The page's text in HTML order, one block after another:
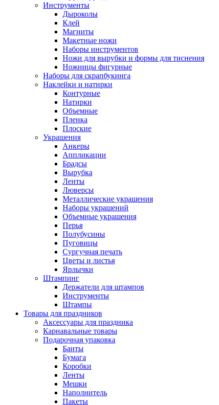
Инструменты
Дыроколы
Клей
Магниты
Макетные ножи
Наборы инструментов
Ножи для вырубки и формы для тиснения
Ножницы фигурные
Наборы для скрапбукинга
Наклейки и натирки
Контурные
Натирки
Объемные
Пленка
Плоские
Украшения
Анкеры
Аппликации
Брадсы
Вырубка
Ленты
Люверсы
Металлические украшения
Наборы украшений
Объемные украшения
Перья
Полубусины
Пуговицы
Сургучная печать
Цветы и листья
Ярлычки
Штампинг
Держатели для штампов
Инструменты
Штампы
Товары для праздников
Аксессуары для праздника
Карнавальные товары
Подарочная упаковка
Банты
Бумага
Коробки
Ленты
Мешки
Наполнитель
Пакеты